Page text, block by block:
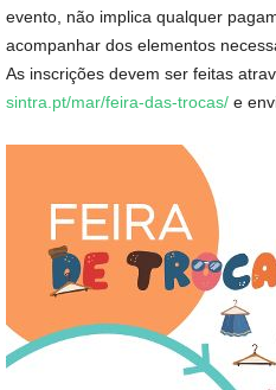
evento, não implica qualquer
acompanhar dos elementos
As inscrições devem ser feitas
sintra.pt/mar/feira-das-trocas/e